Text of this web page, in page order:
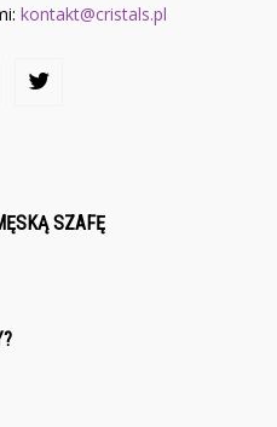
kontakt@cristals.pl
SZAFĘ